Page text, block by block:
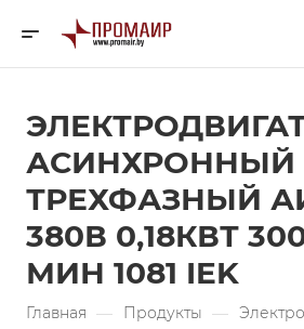
АСИНХРОННЫЙ
ТРЕХФАЗНЫЙ
380В 0,18КВТ
МИН 1081 IEK
Главная — Продукты —